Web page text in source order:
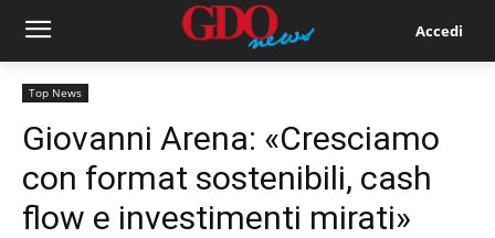
Accedi
Top News
Giovanni Arena: «Cresciamo
con format sostenibili, cash
flow e investimenti mirati»